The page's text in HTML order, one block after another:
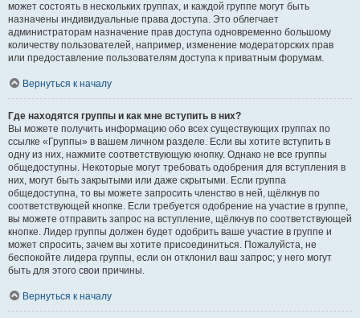
может состоять в нескольких группах, и каждой группе могут быть
назначены индивидуальные права доступа. Это облегчает
администраторам назначение прав доступа одновременно большому
количеству пользователей, например, изменение модераторских прав
или предоставление пользователям доступа к приватным форумам.
Вернуться к началу
Где находятся группы и как мне вступить в них?
Вы можете получить информацию обо всех существующих группах по
ссылке «Группы» в вашем личном разделе. Если вы хотите вступить в
одну из них, нажмите соответствующую кнопку. Однако не все группы
общедоступны. Некоторые могут требовать одобрения для вступления в
них, могут быть закрытыми или даже скрытыми. Если группа
общедоступна, то вы можете запросить членство в ней, щёлкнув по
соответствующей кнопке. Если требуется одобрение на участие в группе,
вы можете отправить запрос на вступление, щёлкнув по соответствующей
кнопке. Лидер группы должен будет одобрить ваше участие в группе и
может спросить, зачем вы хотите присоединиться. Пожалуйста, не
беспокойте лидера группы, если он отклонил ваш запрос; у него могут
быть для этого свои причины.
Вернуться к началу